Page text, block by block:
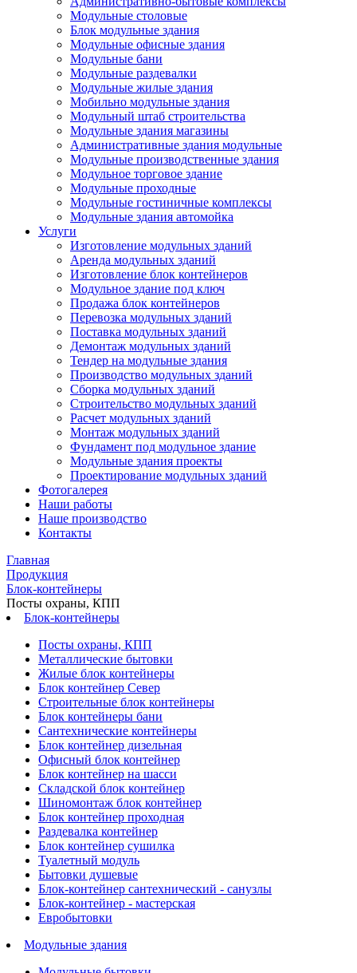
Модульные столовые
Блок модульные здания
Модульные офисные здания
Модульные бани
Модульные раздевалки
Модульные жилые здания
Мобильно модульные здания
Модульный штаб строительства
Модульные здания магазины
Административные здания модульные
Модульные производственные здания
Модульное торговое здание
Модульные проходные
Модульные гостиничные комплексы
Модульные здания автомойка
Услуги
Изготовление модульных зданий
Аренда модульных зданий
Изготовление блок контейнеров
Модульное здание под ключ
Продажа блок контейнеров
Перевозка модульных зданий
Поставка модульных зданий
Демонтаж модульных зданий
Тендер на модульные здания
Производство модульных зданий
Сборка модульных зданий
Строительство модульных зданий
Расчет модульных зданий
Монтаж модульных зданий
Фундамент под модульное здание
Модульные здания проекты
Проектирование модульных зданий
Фотогалерея
Наши работы
Наше производство
Контакты
Главная
Продукция
Блок-контейнеры
Посты охраны, КПП
Блок-контейнеры
Посты охраны, КПП
Металлические бытовки
Жилые блок контейнеры
Блок контейнер Север
Строительные блок контейнеры
Блок контейнеры бани
Сантехнические контейнеры
Блок контейнер дизельная
Офисный блок контейнер
Блок контейнер на шасси
Складской блок контейнер
Шиномонтаж блок контейнер
Блок контейнер проходная
Раздевалка контейнер
Блок контейнер сушилка
Туалетный модуль
Бытовки душевые
Блок-контейнер сантехнический - санузлы
Блок-контейнер - мастерская
Евробытовки
Модульные здания